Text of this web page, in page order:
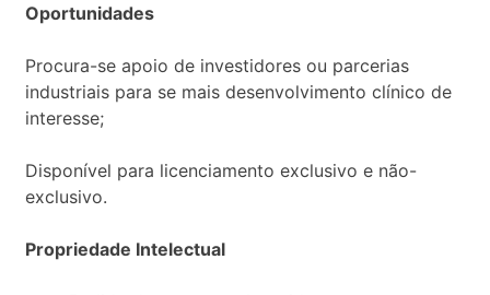
Oportunidades
Procura-se apoio de investidores ou parcerias
industriais para se mais desenvolvimento clínico de
interesse;
Disponível para licenciamento exclusivo e não-
exclusivo.
Propriedade Intelectual